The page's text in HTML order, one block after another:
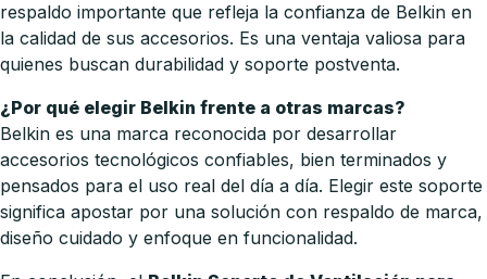
respaldo importante que refleja la confianza de Belkin en
la calidad de sus accesorios. Es una ventaja valiosa para
quienes buscan durabilidad y soporte postventa.
¿Por qué elegir Belkin frente a otras marcas?
Belkin es una marca reconocida por desarrollar
accesorios tecnológicos confiables, bien terminados y
pensados para el uso real del día a día. Elegir este soporte
significa apostar por una solución con respaldo de marca,
diseño cuidado y enfoque en funcionalidad.